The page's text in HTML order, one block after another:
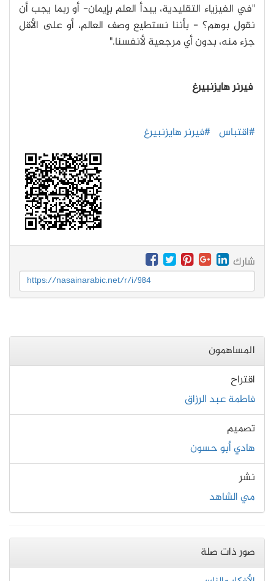
"في الفيزياء التقليدية، يبدأ العلم بإيمان- أو ربما يجب أن
نقول بوهم؟ - بأننا نستطيع وصف العالم، أو على الأقل
جزء منه، بدون أي مرجعية لأنفسنا."
فيرنر هايزنبيرغ
#اقتباس #فيرنر هايزنبيرغ
شارك
https://nasainarabic.net/r/i/984
المساهمون
اقتراح
فاطمة عبد الرزاق
تصميم
هادي أبو حسون
نشر
مي الشاهد
صور ذات صلة